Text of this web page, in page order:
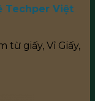
Techper Việt
từ giấy, Vỉ Giấy,